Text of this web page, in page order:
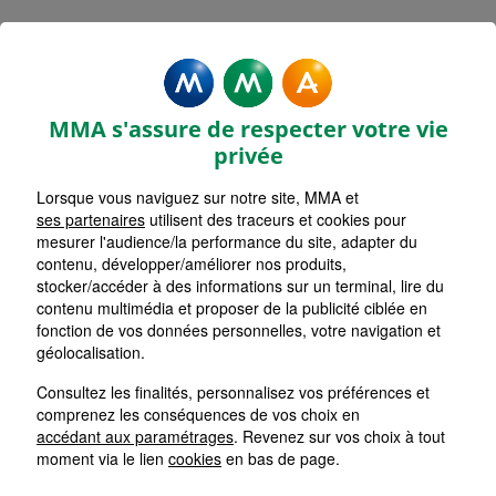
Mentions légales - MMA
Accueil
Retour
Mentions Légales
Les cookies sur le site de votre
Agent Général MMA
MMA s'assure de respecter votre vie
privée
Lorsque vous naviguez sur notre site, MMA et
ses partenaires utilisent des traceurs et cookies pour
mesurer l'audience/la performance du site, adapter du
contenu, développer/améliorer nos produits,
stocker/accéder à des informations sur un terminal, lire du
contenu multimédia et proposer de la publicité ciblée en
fonction de vos données personnelles, votre navigation et
géolocalisation.
Consultez les finalités, personnalisez vos préférences et
comprenez les conséquences de vos choix en
accédant aux paramétrages. Revenez sur vos choix à tout
moment via le lien cookies en bas de page.